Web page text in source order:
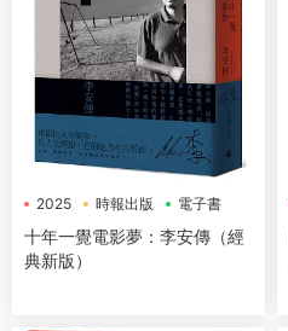
2025 時報出版 電子書
十年一覺電影夢：李安傳（經
典新版）